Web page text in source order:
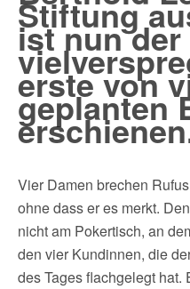
Stiftung
ist nun der
erste von
geplanten
Vier Damen brechen
ohne dass er es merkt.
nicht am Pokertisch, an
den vier Kundinnen, die
des Tages flachgelegt hat.